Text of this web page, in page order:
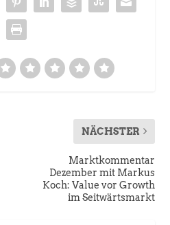
NÄCHSTER
Marktkommentar
Dezember mit Markus
Koch: Value vor Growth
im Seitwärtsmarkt